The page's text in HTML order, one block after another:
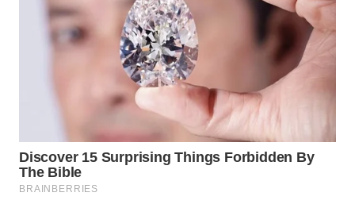
WN
MAJALENGKA
SUKABUMI
WN